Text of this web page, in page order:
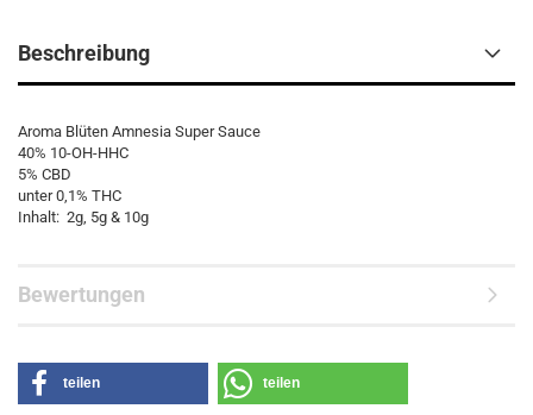
Beschreibung
Aroma Blüten Amnesia Super Sauce
40% 10-OH-HHC
5% CBD
unter 0,1% THC
Inhalt: 2g, 5g & 10g
Bewertungen
teilen teilen